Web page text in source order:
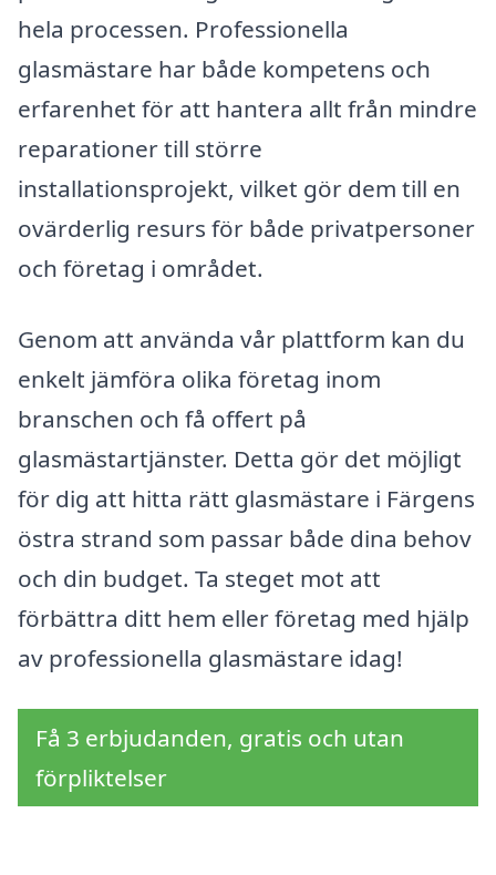
hela processen. Professionella
glasmästare har både kompetens och
erfarenhet för att hantera allt från mindre
reparationer till större
installationsprojekt, vilket gör dem till en
ovärderlig resurs för både privatpersoner
och företag i området.
Genom att använda vår plattform kan du
enkelt jämföra olika företag inom
branschen och få offert på
glasmästartjänster. Detta gör det möjligt
för dig att hitta rätt glasmästare i Färgens
östra strand som passar både dina behov
och din budget. Ta steget mot att
förbättra ditt hem eller företag med hjälp
av professionella glasmästare idag!
Få 3 erbjudanden, gratis och utan
förpliktelser